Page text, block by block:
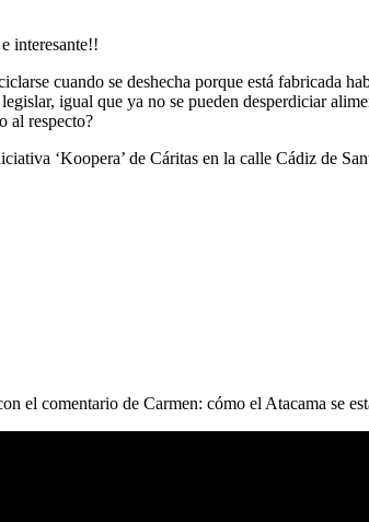
interesante!!
cuando se deshecha porque está fabricada
igual que ya no se pueden desperdiciar
al respecto?
‘Koopera’ de Cáritas en la calle Cádiz de
el comentario de Carmen: cómo el Atacama se